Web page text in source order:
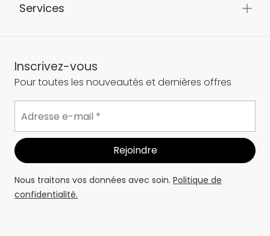
Services
Inscrivez-vous
Pour toutes les nouveautés et dernières offres
Nous traitons vos données avec soin. Politique de
confidentialité.